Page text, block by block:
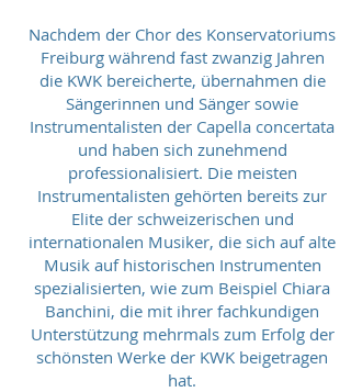
Nachdem der Chor des Konservatoriums
Freiburg während fast zwanzig Jahren
die KWK bereicherte, übernahmen die
Sängerinnen und Sänger sowie
Instrumentalisten der Capella concertata
und haben sich zunehmend
professionalisiert. Die meisten
Instrumentalisten gehörten bereits zur
Elite der schweizerischen und
internationalen Musiker, die sich auf alte
Musik auf historischen Instrumenten
spezialisierten, wie zum Beispiel Chiara
Banchini, die mit ihrer fachkundigen
Unterstützung mehrmals zum Erfolg der
schönsten Werke der KWK beigetragen
hat.